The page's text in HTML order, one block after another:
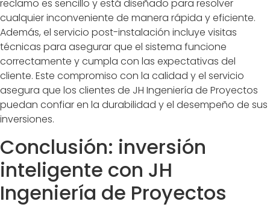
reclamo es sencillo y está diseñado para resolver
cualquier inconveniente de manera rápida y eficiente.
Además, el servicio post-instalación incluye visitas
técnicas para asegurar que el sistema funcione
correctamente y cumpla con las expectativas del
cliente. Este compromiso con la calidad y el servicio
asegura que los clientes de JH Ingeniería de Proyectos
puedan confiar en la durabilidad y el desempeño de sus
inversiones.
Conclusión: inversión
inteligente con JH
Ingeniería de Proyectos